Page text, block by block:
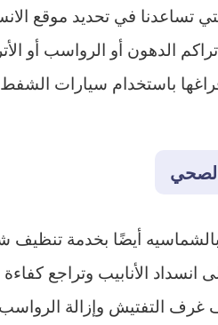
تساعدنا في تحديد موقع
تراكم الدهون أو الرواسب أو
باستخدام سيارات الشفط
أيضًا بخدمة تنظيف
انسداد الأنابيب وتراجع
غرف التفتيش وإزالة